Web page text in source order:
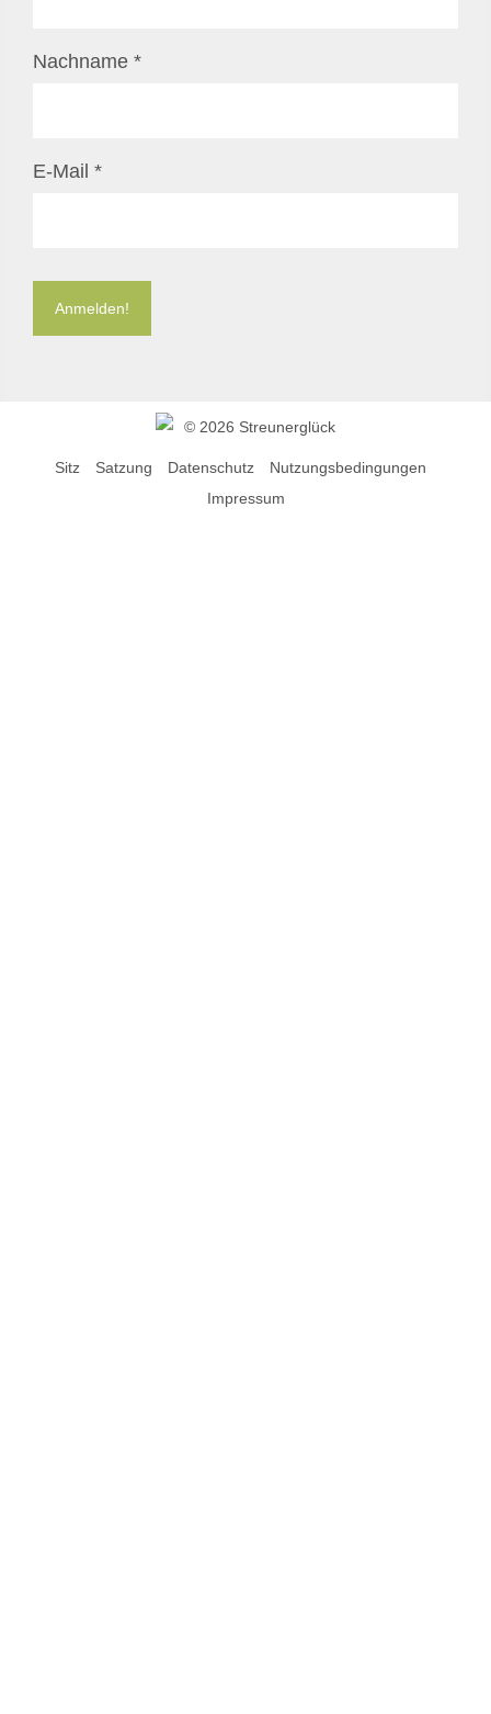
Nachname *
E-Mail *
© 2026 Streunerglück
Sitz Satzung Datenschutz
Nutzungsbedingungen
Impressum